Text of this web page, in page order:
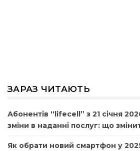
ЗАРАЗ ЧИТАЮТЬ
Абонентів “lifecell” з 21 січня
зміни в наданні послуг: що
Як обрати новий смартфон у